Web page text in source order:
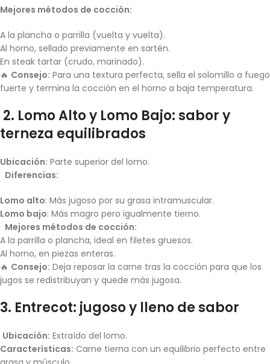
Mejores métodos de cocción:
A la plancha o parrilla (vuelta y vuelta).
Al horno, sellado previamente en sartén.
En steak tartar (crudo, marinado).
🔥 Consejo: Para una textura perfecta, sella el solomillo a fuego
fuerte y termina la cocción en el horno a baja temperatura.
2. Lomo Alto y Lomo Bajo: sabor y
terneza equilibrados
Ubicación: Parte superior del lomo.
Diferencias:
Lomo alto: Más jugoso por su grasa intramuscular.
Lomo bajo: Más magro pero igualmente tierno.
Mejores métodos de cocción:
A la parrilla o plancha, ideal en filetes gruesos.
Al horno, en piezas enteras.
🔥 Consejo: Deja reposar la carne tras la cocción para que los
jugos se redistribuyan y quede más jugosa.
3. Entrecot: jugoso y lleno de sabor
Ubicación: Extraído del lomo.
Características: Carne tierna con un equilibrio perfecto entre